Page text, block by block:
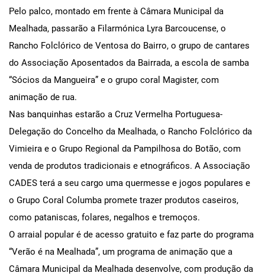
Pelo palco, montado em frente à Câmara Municipal da
Mealhada, passarão a Filarmónica Lyra Barcoucense, o
Rancho Folclórico de Ventosa do Bairro, o grupo de cantares
do Associação Aposentados da Bairrada, a escola de samba
“Sócios da Mangueira” e o grupo coral Magister, com
animação de rua.
Nas banquinhas estarão a Cruz Vermelha Portuguesa-
Delegação do Concelho da Mealhada, o Rancho Folclórico da
Vimieira e o Grupo Regional da Pampilhosa do Botão, com
venda de produtos tradicionais e etnográficos. A Associação
CADES terá a seu cargo uma quermesse e jogos populares e
o Grupo Coral Columba promete trazer produtos caseiros,
como pataniscas, folares, negalhos e tremoços.
O arraial popular é de acesso gratuito e faz parte do programa
“Verão é na Mealhada”, um programa de animação que a
Câmara Municipal da Mealhada desenvolve, com produção da